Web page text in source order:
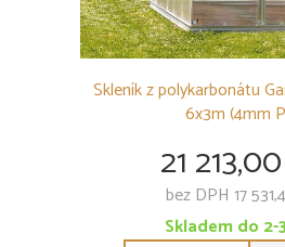
Skleník z polykarbonátu
6x3m (4mm
21
bez DPH 17
Skladem do 2-